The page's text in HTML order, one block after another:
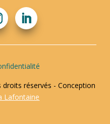
réservés - Conception
Lafontaine